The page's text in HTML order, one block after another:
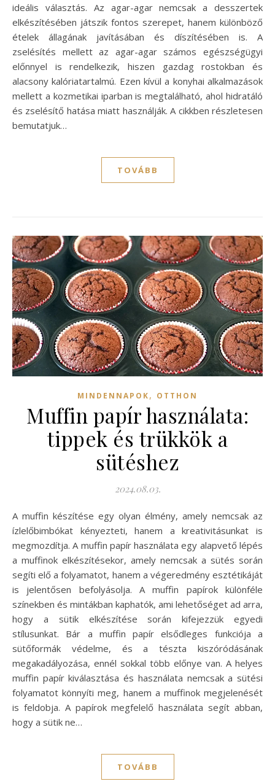
ideális választás. Az agar-agar nemcsak a desszertek
elkészítésében játszik fontos szerepet, hanem különböző
ételek állagának javításában és díszítésében is. A
zselésítés mellett az agar-agar számos egészségügyi
előnnyel is rendelkezik, hiszen gazdag rostokban és
alacsony kalóriatartalmú. Ezen kívül a konyhai alkalmazások
mellett a kozmetikai iparban is megtalálható, ahol hidratáló
és zselésítő hatása miatt használják. A cikkben részletesen
bemutatjuk…
TOVÁBB
MINDENNAPOK, OTTHON
Muffin papír használata:
tippek és trükkök a
sütéshez
2024.08.03.
A muffin készítése egy olyan élmény, amely nemcsak az
ízlelőbimbókat kényezteti, hanem a kreativitásunkat is
megmozdítja. A muffin papír használata egy alapvető lépés
a muffinok elkészítésekor, amely nemcsak a sütés során
segíti elő a folyamatot, hanem a végeredmény esztétikáját
is jelentősen befolyásolja. A muffin papírok különféle
színekben és mintákban kaphatók, ami lehetőséget ad arra,
hogy a sütik elkészítése során kifejezzük egyedi
stílusunkat. Bár a muffin papír elsődleges funkciója a
sütőformák védelme, és a tészta kiszóródásának
megakadályozása, ennél sokkal több előnye van. A helyes
muffin papír kiválasztása és használata nemcsak a sütési
folyamatot könnyíti meg, hanem a muffinok megjelenését
is feldobja. A papírok megfelelő használata segít abban,
hogy a sütik ne…
TOVÁBB